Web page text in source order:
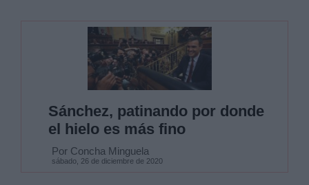
Sánchez, patinando por donde
el hielo es más fino
Por Concha Minguela
sábado, 26 de diciembre de 2020